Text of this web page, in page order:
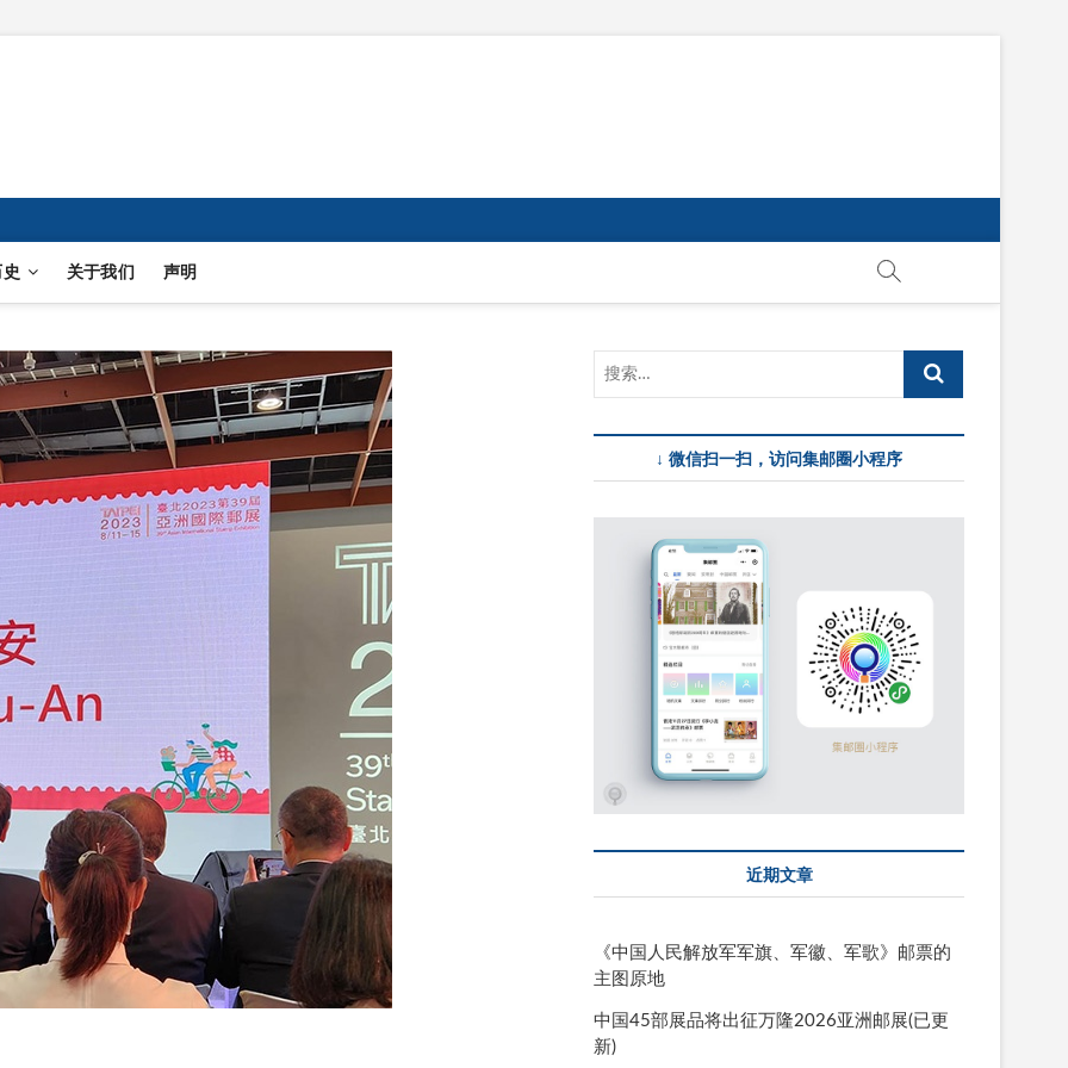
关于我们 声明
↓ 微信扫一扫，访问集邮圈小程序
近期文章
《中国人民解放军军旗、军徽、军歌》邮票的
主图原地
中国45部展品将出征万隆2026亚洲邮展(已更
新)